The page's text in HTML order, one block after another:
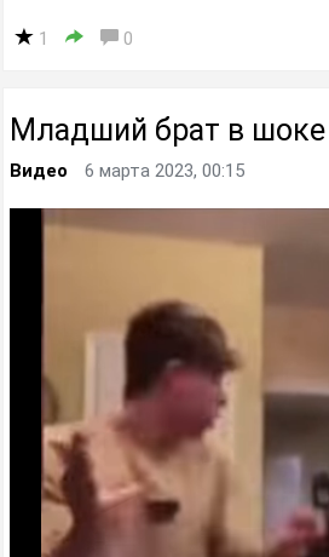
1 0
Младший брат в шоке
Видео 6 марта 2023, 00:15